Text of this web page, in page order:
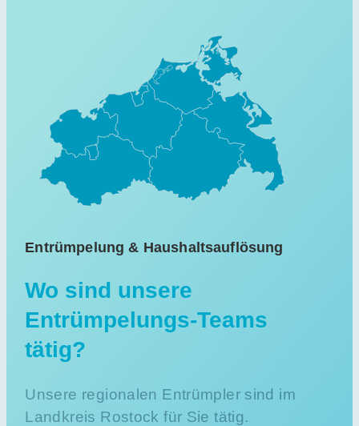
Entrümpelung & Haushaltsauflösung
Wo sind unsere
Entrümpelungs-Teams
tätig?
Unsere regionalen Entrümpler sind im
Landkreis Rostock für Sie tätig.